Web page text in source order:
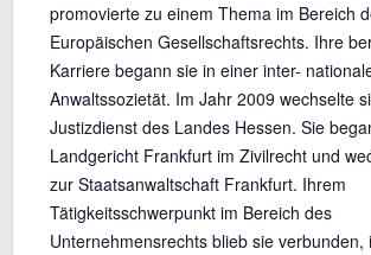
promovierte zu einem Thema im Bereich
Europäischen Gesellschaftsrechts. Ihre
Karriere begann sie in einer inter-
Anwaltssozietät. Im Jahr 2009 wechselte
Justizdienst des Landes Hessen. Sie
Landgericht Frankfurt im Zivilrecht und
zur Staatsanwaltschaft Frankfurt. Ihrem
Tätigkeitsschwerpunkt im Bereich des
Unternehmensrechts blieb sie verbunden,